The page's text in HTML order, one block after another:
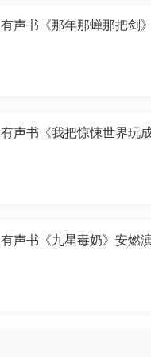
有声书《那年那蝉那把剑
有声书《我把惊悚世界玩
有声书《九星毒奶》安燃